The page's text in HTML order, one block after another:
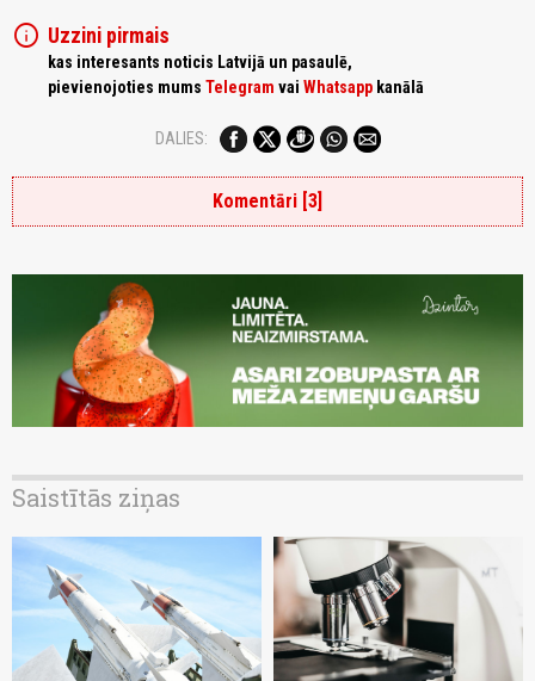
info Uzzini pirmais
kas interesants noticis Latvijā un pasaulē,
pievienojoties mums Telegram vai Whatsapp kanālā
DALIES:
Komentāri [3]
Saistītās ziņas